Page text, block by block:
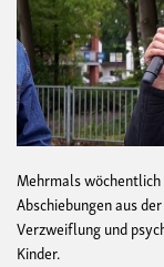
Mehrmals
Abschiebungen aus
Verzweiflung und
Kinder.